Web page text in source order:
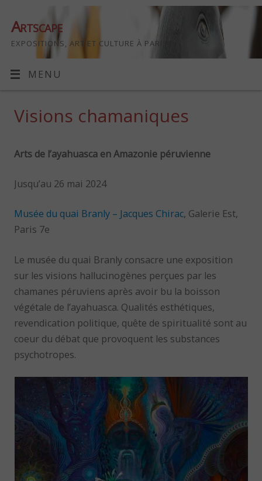
Artscape
EXPOSITIONS, ART ET CULTURE À PARIS
MENU
Visions chamaniques
Arts de l’ayahuasca en Amazonie péruvienne
Jusqu’au 26 mai 2024
Musée du quai Branly – Jacques Chirac, Galerie Est,
Paris 7e
Le musée du quai Branly consacre une exposition
sur les visions hallucinogènes perçues par les
chamanes péruviens après avoir bu la boisson
végétale de l’ayahuasca. Qualités esthétiques,
revendication politique, quête de spiritualité sont au
coeur du débat que provoquent les substances
psychotropes.